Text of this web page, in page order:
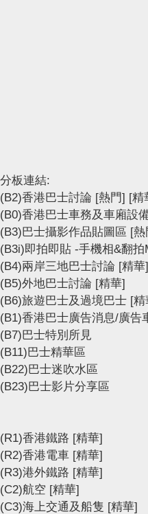
分板連結:
(B2)香港巴士討論 [熱門] [精
(B0)香港巴士車務及車廂設
(B3)巴士攝影作品貼圖區 [熱
(B3i)即拍即貼 -手機相&翻拍
(B4)兩岸三地巴士討論 [精華]
(B5)外地巴士討論 [精華]
(B6)旅遊巴士及過境巴士 [精
(B1)香港巴士廣告消息/廣告
(B7)巴士特別所見
(B11)巴士精華區
(B22)巴士迷吹水區
(B23)巴士影片分享區
(R1)香港鐵路 [精華]
(R2)香港電車 [精華]
(R3)港外鐵路 [精華]
(C2)航空 [精華]
(C3)海上交通及船隻 [精華]